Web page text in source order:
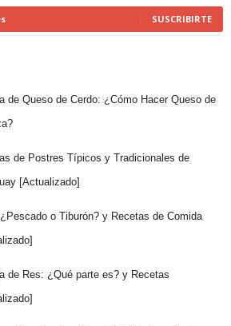
SUSCRIBIRTE
de Queso de Cerdo: ¿Cómo Hacer Queso de
de Postres Típicos y Tradicionales de
[Actualizado]
o Tiburón? y Recetas de Comida
de Res: ¿Qué parte es? y Recetas